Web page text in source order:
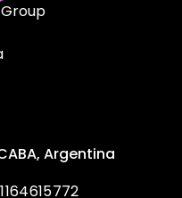
Argentina